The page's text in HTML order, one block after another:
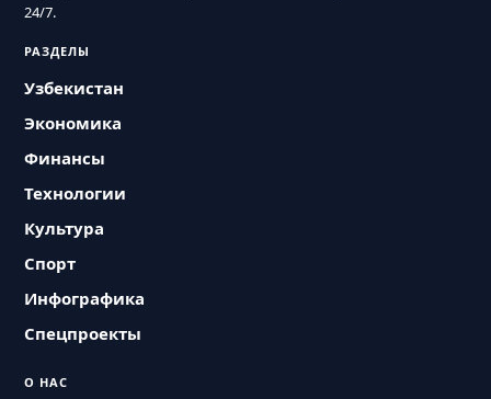
24/7.
РАЗДЕЛЫ
Узбекистан
Экономика
Финансы
Технологии
Культура
Спорт
Инфографика
Спецпроекты
О НАС